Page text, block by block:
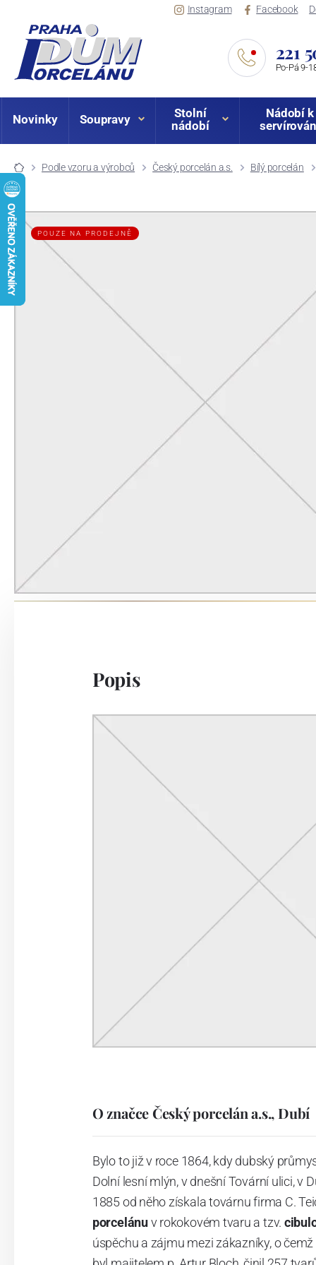
Instagram Facebook
221
Po-Pá 9-
Novinky Soupravy
Stolní
nádobí
Nádobí k
Podle vzoru a výrobců Český porcelán a.s. Bílý porcelán
POUZE NA PRODEJNĚ
Popis
O značce Český porcelán a.s., Dubí
Bylo to již v roce 1864, kdy dubský
Dolní lesní mlýn, v dnešní Tovární ulici, v
1885 od něho získala továrnu firma C.
porcelánuv rokokovém tvaru a tzv.
úspěchu a zájmu mezi zákazníky, o